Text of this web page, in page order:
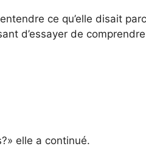
ce qu’elle disait
d’essayer de
elle a continué.